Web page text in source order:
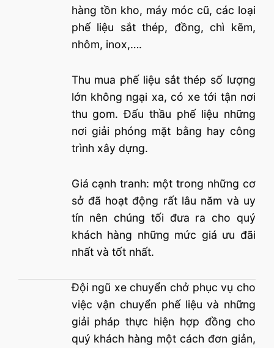
hàng tồn kho, máy móc cũ, các loại
phế liệu sắt thép, đồng, chì kẽm,
nhôm, inox,….
Thu mua phế liệu sắt thép số lượng
lớn không ngại xa, có xe tới tận nơi
thu gom. Đấu thầu phế liệu những
nơi giải phóng mặt bằng hay công
trình xây dựng.
Giá cạnh tranh: một trong những cơ
sở đã hoạt động rất lâu năm và uy
tín nên chúng tối đưa ra cho quý
khách hàng những mức giá ưu đãi
nhất và tốt nhất.
Đội ngũ xe chuyển chở phục vụ cho
việc vận chuyển phế liệu và những
giải pháp thực hiện hợp đồng cho
quý khách hàng một cách đơn giản,